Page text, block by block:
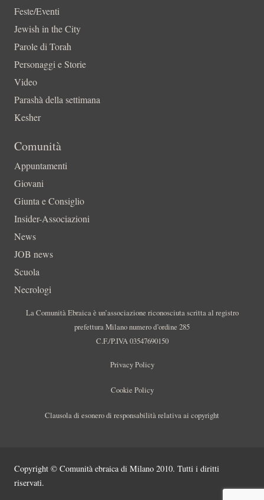
Feste/Eventi
Jewish in the City
Parole di Torah
Personaggi e Storie
Video
Parashà della settimana
Kesher
Comunità
Appuntamenti
Giovani
Giunta e Consiglio
Insider-Associazioni
News
JOB news
Scuola
Necrologi
La Comunità Ebraica è un’associazione riconosciuta scritta al registro
prefettura Milano numero d’ordine 285
C.F./P.IVA 03547690150
Privacy Policy
Cookie Policy
Clausola di esonero di responsabilità relativa ai copyright
Copyright © Comunità ebraica di Milano 2010. Tutti i diritti
riservati.